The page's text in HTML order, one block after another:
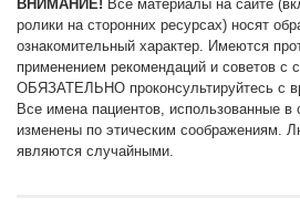
ВНИМАНИЕ! Все материалы на сайте
ролики на сторонних ресурсах) носят
ознакомительный характер. Имеются
применением рекомендаций и советов с
ОБЯЗАТЕЛЬНО проконсультируйтесь с
Все имена пациентов, использованные в
изменены по этическим соображениям.
являются случайными.